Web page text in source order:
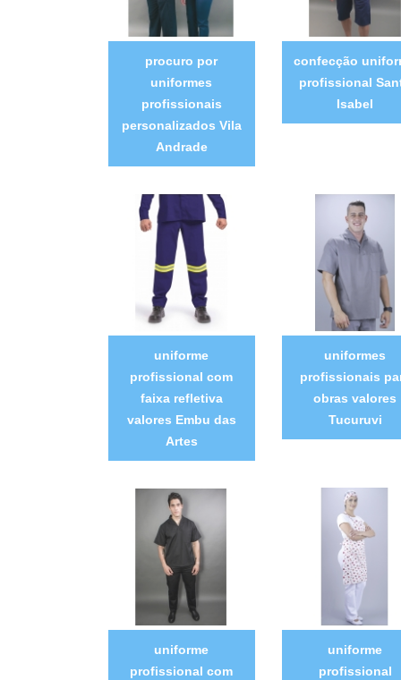
procuro por
uniformes
profissionais
personalizados Vila
Andrade
confecção
profissional
Isabel
uniforme
profissional com
faixa refletiva
valores Embu das
Artes
uniformes
profissionais
obras valores
Tucuruvi
uniforme
profissional com
uniforme
profissional